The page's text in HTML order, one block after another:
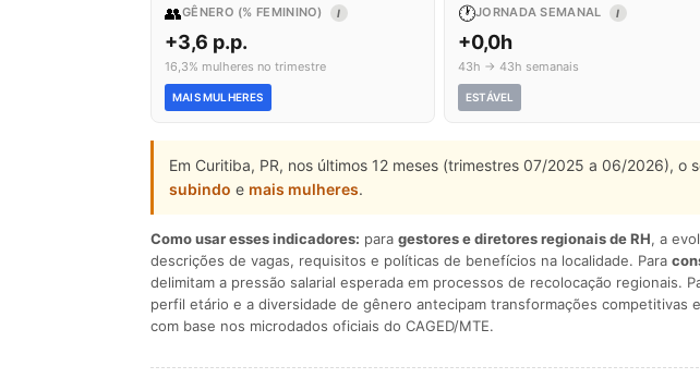
👥GÊNERO (% FEMININO) I
+3,6 p.p.
16,3% mulheres no trimestre
MAIS MULHERES
🕐JORNADA SEMANAL I
+0,0h
43h → 43h semanais
ESTÁVEL
Em Curitiba, PR, nos últimos 12 meses (trimestres 07/2025 a 06/2026), o
subindo e mais mulheres.
Como usar esses indicadores: para gestores e diretores regionais de RH, a
descrições de vagas, requisitos e políticas de benefícios na localidade. Para
delimitam a pressão salarial esperada em processos de recolocação regionais.
perfil etário e a diversidade de gênero antecipam transformações
com base nos microdados oficiais do CAGED/MTE.